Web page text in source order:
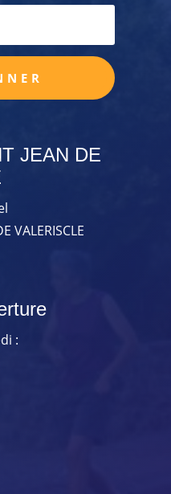
JEAN DE
VALERISCLE
: